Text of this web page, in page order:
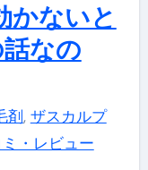
かないと
なの
剤, ザスカルプ
・レビュー